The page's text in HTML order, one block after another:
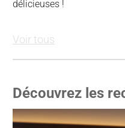
délicieuses !
Voir tous
Découvrez les